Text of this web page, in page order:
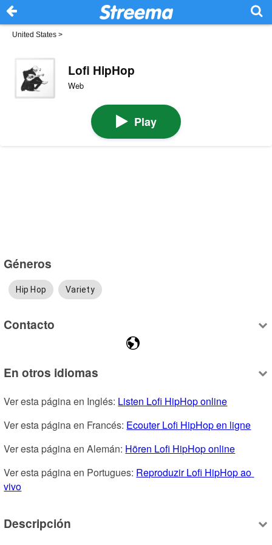
United States >
Lofi HipHop
Web
Play
Géneros
Hip Hop Variety
Contacto
En otros idiomas
Ver esta página en Inglés: Listen Lofi HipHop online
Ver esta página en Francés: Ecouter Lofi HipHop en ligne
Ver esta página en Alemán: Hören Lofi HipHop online
Ver esta página en Portugues: Reproduzir Lofi HipHop ao
vivo
Descripción